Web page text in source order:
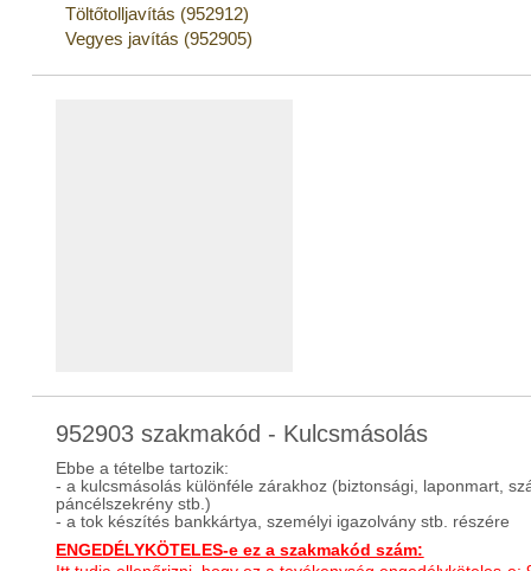
Töltőtolljavítás (952912)
Vegyes javítás (952905)
952903 szakmakód - Kulcsmásolás
Ebbe a tételbe tartozik:
- a kulcsmásolás különféle zárakhoz (biztonsági, laponmart,
páncélszekrény stb.)
- a tok készítés bankkártya, személyi igazolvány stb. részére
ENGEDÉLYKÖTELES-e ez a szakmakód szám: